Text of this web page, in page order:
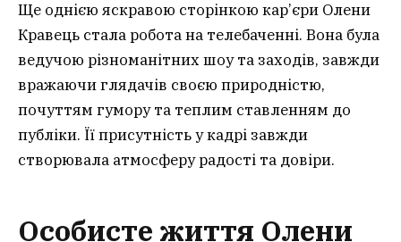
Ще однією яскравою сторінкою кар’єри Олени
Кравець стала робота на телебаченні. Вона була
ведучою різноманітних шоу та заходів, завжди
вражаючи глядачів своєю природністю,
почуттям гумору та теплим ставленням до
публіки. Її присутність у кадрі завжди
створювала атмосферу радості та довіри.
Особисте життя Олени